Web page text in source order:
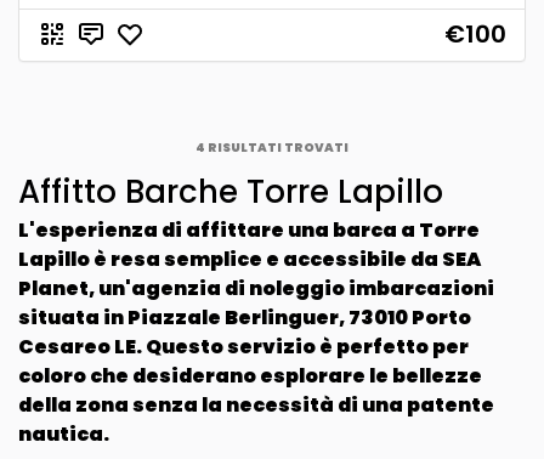
€100
4 RISULTATI TROVATI
Affitto Barche Torre Lapillo
L'esperienza di affittare una barca a Torre
Lapilloè resa semplice e accessibile da SEA
Planet, un'agenzia di noleggio imbarcazioni
situata in Piazzale Berlinguer, 73010 Porto
Cesareo LE. Questo servizio è perfetto per
coloro che desiderano esplorare le bellezze
della zona senza la necessità di una patente
nautica.